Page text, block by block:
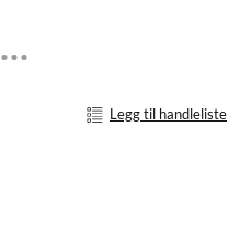
Legg til handleliste